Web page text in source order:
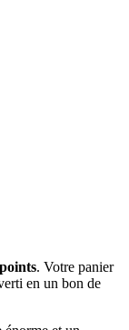
points. Votre panier
en un bon de